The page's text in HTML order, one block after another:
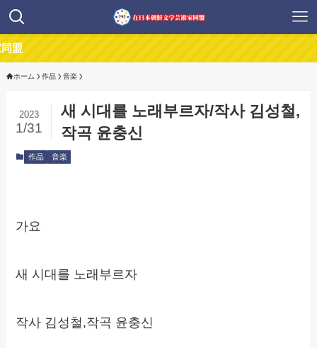
ホーム 作品 音楽
새 시대를 노래부르자/작사 김성철,
작곡 윤충신
2023
1/31
作品 音楽
가요
새 시대를 노래부르자
작사 김성철,작곡 윤충신